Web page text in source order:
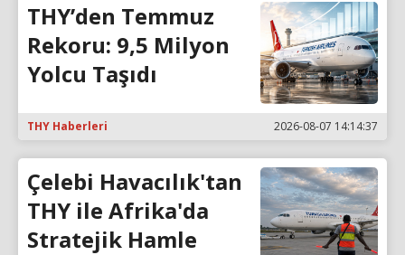
THY’den Temmuz
Rekoru: 9,5 Milyon
Yolcu Taşıdı
THY Haberleri 2026-08-07 14:14:37
Çelebi Havacılık'tan
THY ile Afrika'da
Stratejik Hamle